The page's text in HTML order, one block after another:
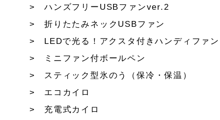
ハンズフリーUSBファンver.2
折りたたみネックUSBファン
LEDで光る！アクスタ付きハンディファン
ミニファン付ボールペン
スティック型氷のう（保冷・保温）
エコカイロ
充電式カイロ